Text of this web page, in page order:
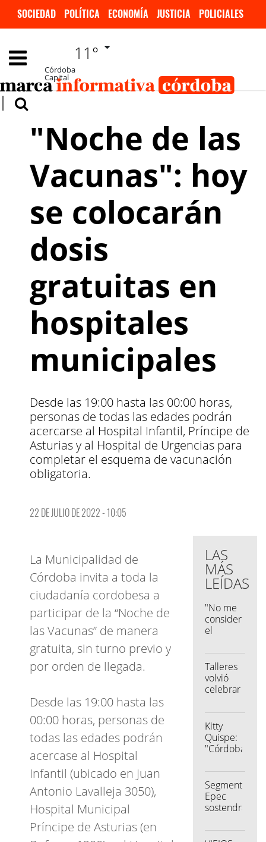
SOCIEDAD POLÍTICA ECONOMÍA JUSTICIA
POLICIALES
11°
Córdoba
Capital
"Noche de las
Vacunas": hoy
se colocarán
dosis
gratuitas en
hospitales
municipales
Desde las 19:00 hasta las 00:00 horas,
personas de todas las edades podrán
acercarse al Hospital Infantil, Príncipe de
Asturias y al Hospital de Urgencias para
completar el esquema de vacunación
obligatoria.
22 DE JULIO DE 2022 - 10:05
La Municipalidad de
Córdoba invita a toda la
ciudadanía cordobesa a
participar de la “Noche de
las Vacunas” de manera
gratuita, sin turno previo y
por orden de llegada.
Desde las 19:00 hasta las
00:00 horas, personas de
todas las edades podrán
acercase al Hospital
Infantil (ubicado en Juan
Antonio Lavalleja 3050),
Hospital Municipal
Príncipe de Asturias (en
LAS
MÁS
LEÍDAS
"No me
considero
el
de
Belgrano"
Talleres
volvió
celebrar
LPF al
vencer a
Banfield
en el
Kitty
Quispe:
"Córdoba
con
prejuicios,
pero
hace
años
avanzó"
Epec
sostendrá
social a